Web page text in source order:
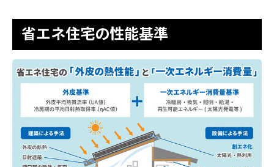
省エネ住宅の性能基準